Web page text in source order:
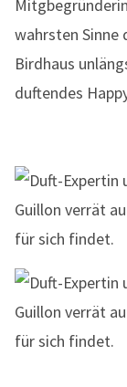
wahrsten Sinne
Birdhaus
duftendes